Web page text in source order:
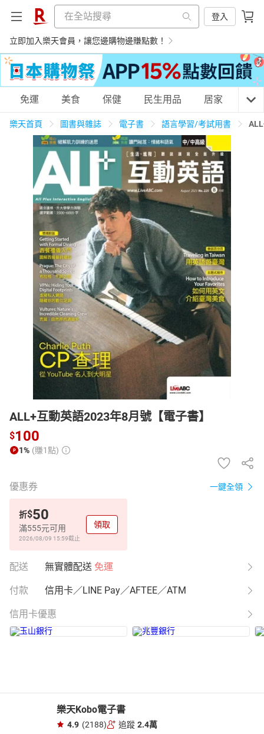
登入
立即加入樂天會員，讓您邊購物邊賺點數！
購物網分類
天天免運 美食蛋糕 養生保健 民生用品
居家生活 3C家電 運動休閒 親子玩具
女裝 男裝 化妝保養 情趣用品
日本購物 電子/紙本書
HOT
免運 美食 保健 民生用品 居家 3C
樂天首頁 圖書與雜誌 電子書 語言學習/考試用書
ALL+互動英語2023年8月號【電子書】
$100
1% (賺1點)
優惠券 一鍵全領
折$50
滿555元可用
2026/08/09 15:59截止
領取
配送 無實體配送 免運
付款 信用卡／LINE Pay／AFTEE／ATM
信用卡優惠
樂天Kobo電子書
4.9 (2188) 追蹤 2.4萬